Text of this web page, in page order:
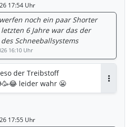
17:54 Uhr
noch ein paar Shorter
6 Jahre war das der
Schneeballsystems
16:10 Uhr
der Treibstoff
leider wahr 😬
17:55 Uhr